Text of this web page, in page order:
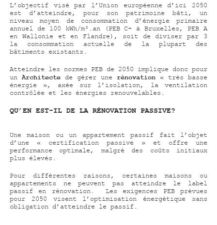
L’objectif visé par l’Union européenne d’ici 2050
est d’atteindre, pour son patrimoine bâti, un
niveau moyen de consommation d’énergie primaire
annuel de 100 kWh/m².an (PEB C+ à Bruxelles, PEB A
en Wallonie et en Flandre), soit de diviser par 3
la consommation actuelle de la plupart des
bâtiments existants.
Atteindre les normes PEB de 2050 implique donc pour
unArchitecte de gérer une rénovation « très basse
énergie », axée sur l’isolation, la ventilation
contrôlée et les énergies renouvelables.
QU’EN EST-IL DE LA RÉNOVATION PASSIVE?
Une maison ou un appartement passif fait l’objet
d’une « certification passive » et offre une
performance optimale, malgré des coûts initiaux
plus élevés.
Pour différentes raisons, certaines maisons ou
appartements ne peuvent pas atteindre le label
passif en rénovation. Les exigences PEB prévues
pour 2050 visent l’optimisation énergétique sans
obligation d’atteindre le passif.